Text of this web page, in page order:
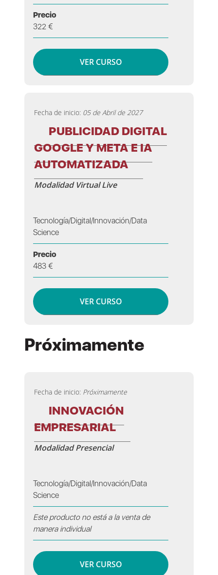
Precio
322 €
VER CURSO
Fecha de inicio: 05 de Abril de 2027
PUBLICIDAD DIGITAL
GOOGLE Y META E IA
AUTOMATIZADA
Modalidad Virtual Live
Tecnología/Digital/Innovación/Data
Science
Precio
483 €
VER CURSO
Próximamente
Fecha de inicio: Próximamente
INNOVACIÓN
EMPRESARIAL
Modalidad Presencial
Tecnología/Digital/Innovación/Data
Science
Este producto no está a la venta de
manera individual
VER CURSO